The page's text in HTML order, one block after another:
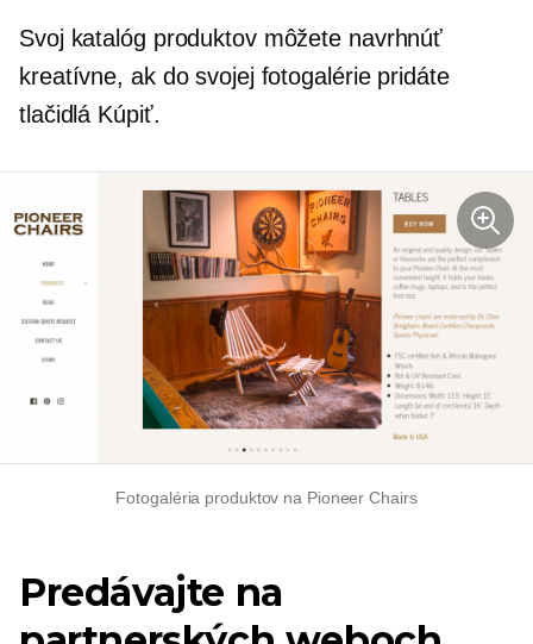
Svoj katalóg produktov môžete navrhnúť
kreatívne, ak do svojej fotogalérie pridáte
tlačidlá Kúpiť.
Fotogaléria produktov na Pioneer Chairs
Predávajte na